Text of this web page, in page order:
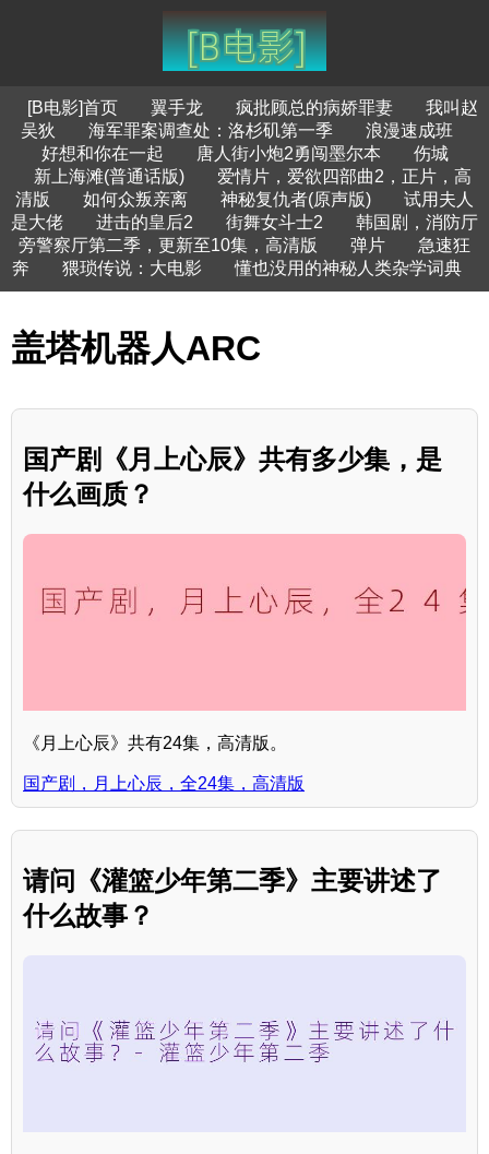
[B电影]首页 翼手龙 疯批顾总的病娇罪妻
我叫赵
吴狄
海军罪案调查处：洛杉矶第一季
浪漫速成班
好想和你在一起
唐人街小炮2勇闯墨尔本
伤城
新上海滩(普通话版)
爱情片，爱欲四部曲2，正片，高
清版
如何众叛亲离 神秘复仇者(原声版)
试用夫人
是大佬
进击的皇后2 街舞女斗士2
韩国剧，消防厅
旁警察厅第二季，更新至10集，高清版
弹片
急速狂
奔
猥琐传说：大电影 懂也没用的神秘人类杂学词典
盖塔机器人ARC
国产剧《月上心辰》共有多少集，是
什么画质？
《月上心辰》共有24集，高清版。
国产剧，月上心辰，全24集，高清版
请问《灌篮少年第二季》主要讲述了
什么故事？